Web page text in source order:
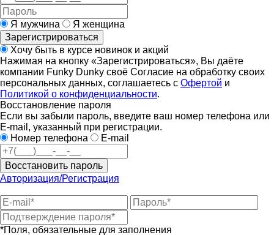
Я мужчина
Я женщина
Зарегистрироваться
Хочу быть в курсе новинок и акций
Нажимая на кнопку «Зарегистрироваться», Вы даёте
компании Funky Dunky своё Согласие на обработку своих
персональных данных, соглашаетесь с Офертой и
Политикой о конфиденциальности.
Восстановление пароля
Если вы забыли пароль, введите ваш номер телефона или
E-mail, указанный при регистрации.
Номер телефона
E-mail
Восстановить пароль
Авторизация/Регистрация
*Поля, обязательные для заполнения